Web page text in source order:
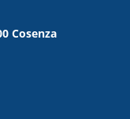
Cosenza